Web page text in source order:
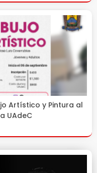
Artístico y Pintura al
UAdeC